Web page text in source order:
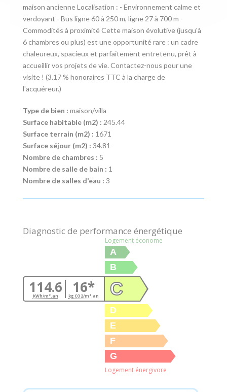
maison ancienne Localisation : - Environnement calme et
verdoyant - Bus ligne 60 à 250 m, ligne 27 à 700 m -
Commodités à proximité Cette maison évolutive (jusqu'à
6 chambres ou plus) est une opportunité rare : un cadre
chaleureux, spacieux et parfaitement entretenu, prêt à
accueillir vos projets de vie. Contactez-nous pour une
visite ! (3.17 % honoraires TTC à la charge de
l'acquéreur.)
Type de bien : maison/villa
Surface habitable (m2) : 245.44
Surface terrain (m2) : 1671
Surface séjour (m2) : 34.81
Nombre de chambres : 5
Nombre de salle de bain : 1
Nombre de salles d'eau : 3
Diagnostic de performance énergétique
114.6
KWh/m².an 16*
kg CO2/m².an
Logement économe
A
B
C
D
E
F
G
Logement énergivore